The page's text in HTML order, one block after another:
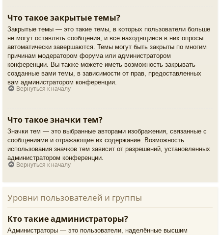
Что такое закрытые темы?
Закрытые темы — это такие темы, в которых пользователи больше
не могут оставлять сообщения, и все находящиеся в них опросы
автоматически завершаются. Темы могут быть закрыты по многим
причинам модератором форума или администратором
конференции. Вы также можете иметь возможность закрывать
созданные вами темы, в зависимости от прав, предоставленных
вам администратором конференции.
Вернуться к началу
Что такое значки тем?
Значки тем — это выбранные авторами изображения, связанные с
сообщениями и отражающие их содержание. Возможность
использования значков тем зависит от разрешений, установленных
администратором конференции.
Вернуться к началу
Уровни пользователей и группы
Кто такие администраторы?
Администраторы — это пользователи, наделённые высшим